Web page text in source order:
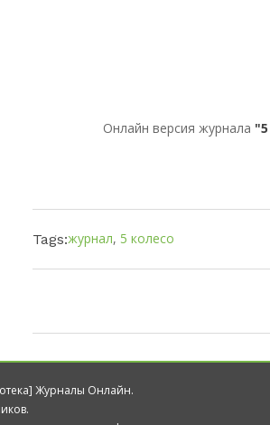
Онлайн версия журнала
Tags:журнал, 5 колесо
Журналы Онлайн.